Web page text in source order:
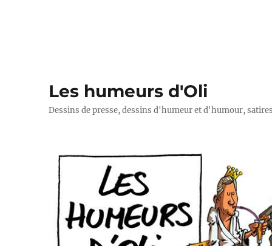
Les humeurs d'Oli
Dessins de presse, dessins d'humeur et d'humour,